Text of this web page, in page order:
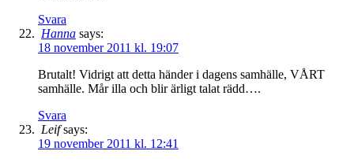
Svara
Hanna says:
18 november 2011 kl. 19:07
Brutalt! Vidrigt att detta händer i dagens samhälle, VÅRT
samhälle. Mår illa och blir ärligt talat rädd….
Svara
Leif says:
19 november 2011 kl. 12:41